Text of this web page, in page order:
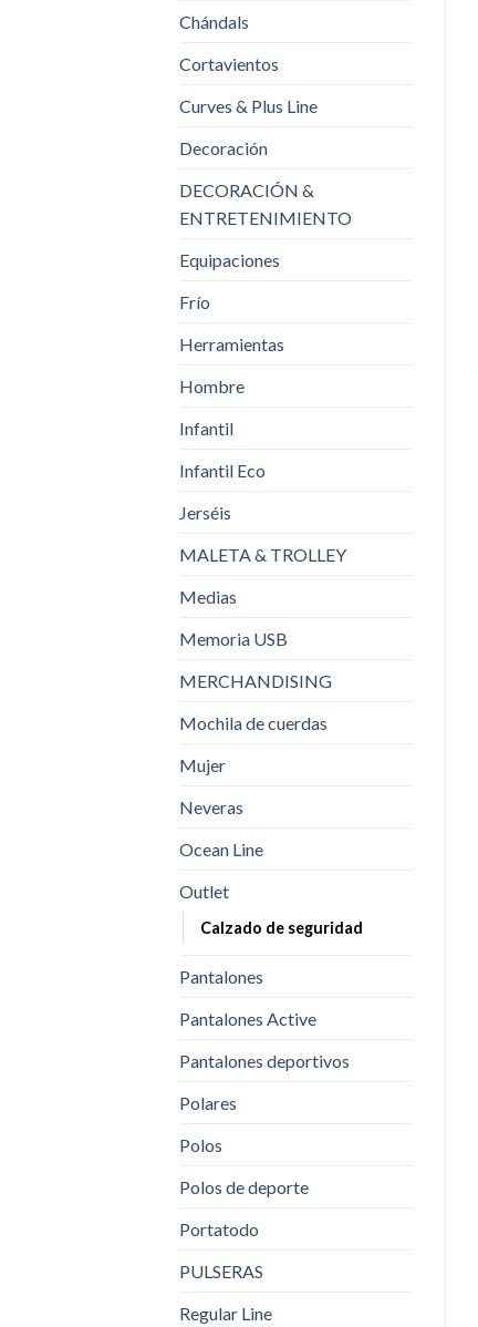
Chándals
Cortavientos
Curves & Plus Line
Decoración
DECORACIÓN &
ENTRETENIMIENTO
Equipaciones
Frío
Herramientas
Hombre
Infantil
Infantil Eco
Jerséis
MALETA & TROLLEY
Medias
Memoria USB
MERCHANDISING
Mochila de cuerdas
Mujer
Neveras
Ocean Line
Outlet
Calzado de seguridad
Pantalones
Pantalones Active
Pantalones deportivos
Polares
Polos
Polos de deporte
Portatodo
PULSERAS
Regular Line